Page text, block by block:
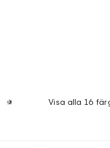
Visa alla 16